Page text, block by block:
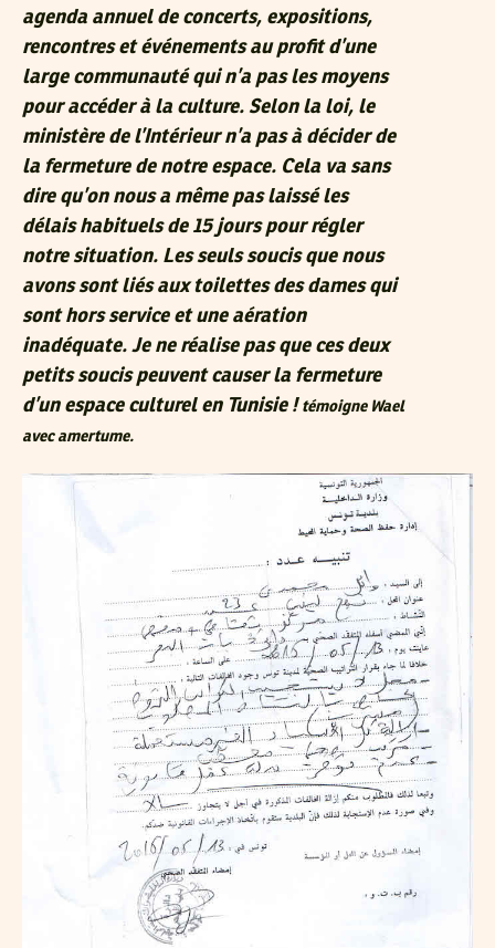
agenda annuel de concerts, expositions,
rencontres et événements au profit d’une
large communauté qui n’a pas les moyens
pour accéder à la culture. Selon la loi, le
ministère de l’Intérieur n’a pas à décider de
la fermeture de notre espace. Cela va sans
dire qu’on nous a même pas laissé les
délais habituels de 15 jours pour régler
notre situation. Les seuls soucis que nous
avons sont liés aux toilettes des dames qui
sont hors service et une aération
inadéquate. Je ne réalise pas que ces deux
petits soucis peuvent causer la fermeture
d’un espace culturel en Tunisie ! témoigne Wael
avec amertume.